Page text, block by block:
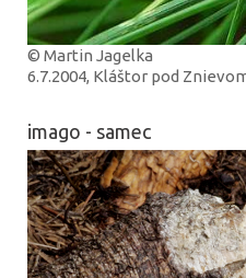
© Martin Jagelka
6.7.2004, Kláštor pod
imago - samec